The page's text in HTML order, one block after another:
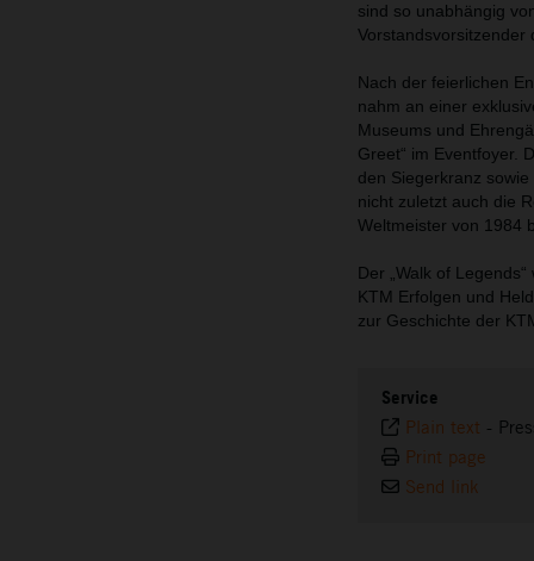
sind so unabhängig
Vorstandsvorsitzender
Nach der feierlichen
nahm an einer
Museums und
Greet“ im Eventfoyer.
den Siegerkranz
nicht zuletzt auch die
Weltmeister von 1984
Der „Walk of
KTM Erfolgen und
zur Geschichte der
Service
Plain text -
Print page
Send link